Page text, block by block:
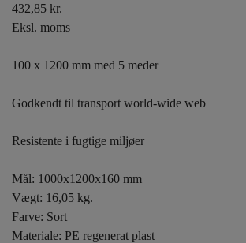
432,85 kr.
Eksl. moms
100 x 1200 mm med 5 meder
Godkendt til transport world-wide web
Resistente i fugtige miljøer
Mål: 1000x1200x160 mm
Vægt: 16,05 kg.
Farve: Sort
Materiale: PE regenerat plast